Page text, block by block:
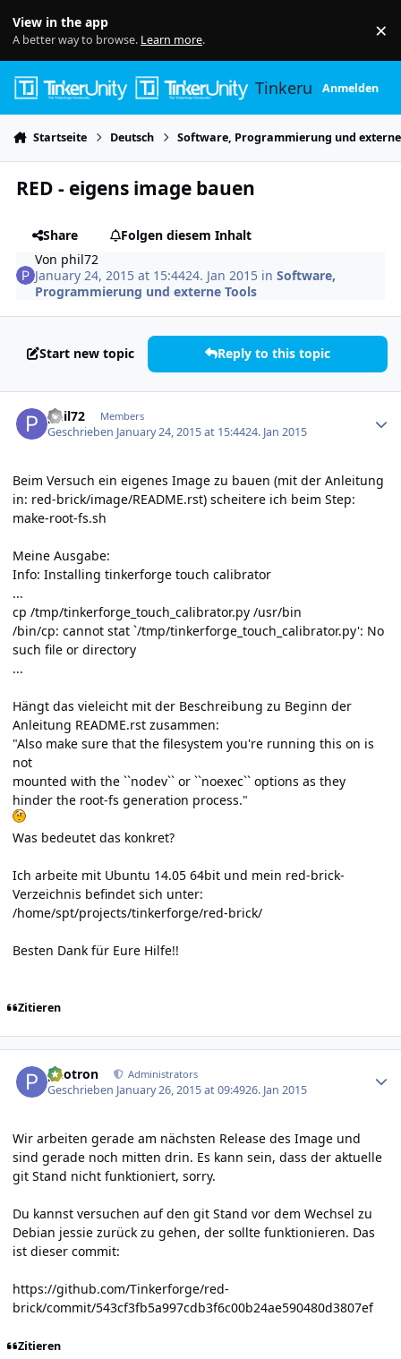
View in the app
A better way to browse. Learn more. ×
TinkerunityAnmelden
Startseite Deutsch Software, Programmierung und
RED - eigens image bauen
Share
Folgen diesem Inhalt
Von phil72
January 24, 2015 at 15:4424. Jan 2015 inSoftware,
Programmierung und externe Tools
Start new topic Reply to this topic
phil72 Members
Geschrieben January 24, 2015 at 15:4424. Jan 2015
Beim Versuch ein eigenes Image zu bauen (mit der Anleitung
in: red-brick/image/README.rst) scheitere ich beim Step:
make-root-fs.sh
Meine Ausgabe:
Info: Installing tinkerforge touch calibrator
...
cp /tmp/tinkerforge_touch_calibrator.py /usr/bin
/bin/cp: cannot stat `/tmp/tinkerforge_touch_calibrator.py': No
such file or directory
...
Hängt das vieleicht mit der Beschreibung zu Beginn der
Anleitung README.rst zusammen:
"Also make sure that the filesystem you're running this on is
not
mounted with the ``nodev`` or ``noexec`` options as they
hinder the root-fs generation process."
Was bedeutet das konkret?
Ich arbeite mit Ubuntu 14.05 64bit und mein red-brick-
Verzeichnis befindet sich unter:
/home/spt/projects/tinkerforge/red-brick/
Besten Dank für Eure Hilfe!!
Zitieren
photron Administrators
Geschrieben January 26, 2015 at 09:4926. Jan 2015
Wir arbeiten gerade am nächsten Release des Image und
sind gerade noch mitten drin. Es kann sein, dass der aktuelle
git Stand nicht funktioniert, sorry.
Du kannst versuchen auf den git Stand vor dem Wechsel zu
Debian jessie zurück zu gehen, der sollte funktionieren. Das
ist dieser commit:
https://github.com/Tinkerforge/red-
brick/commit/543cf3fb5a997cdb3f6c00b24ae590480d3807ef
Zitieren